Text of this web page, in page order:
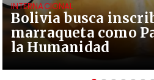
Bolivia busca
marraqueta como
la Humanidad
INTERNACIONAL